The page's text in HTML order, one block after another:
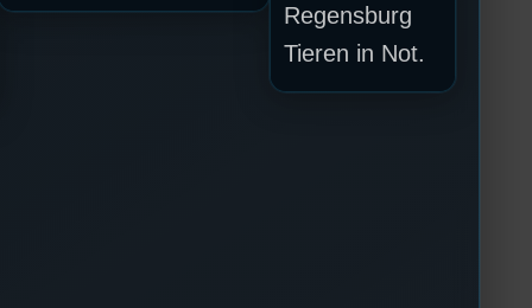
Regensburg
Tieren in Not.